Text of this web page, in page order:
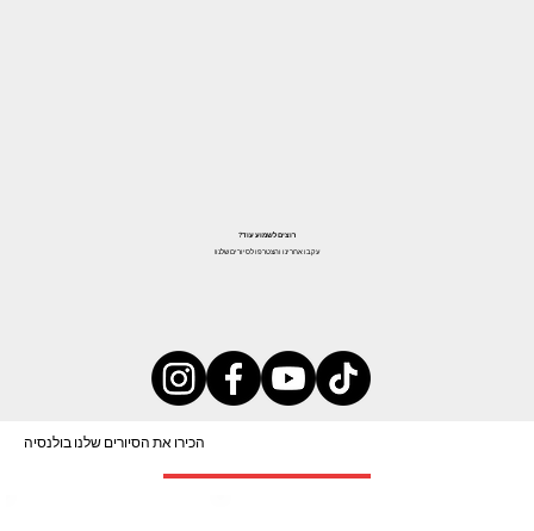
רוצים לשמוע עוד?
עקבו אחרינו והצטרפו לסיורים שלנו!
הכירו את הסיורים שלנו בולנסיה